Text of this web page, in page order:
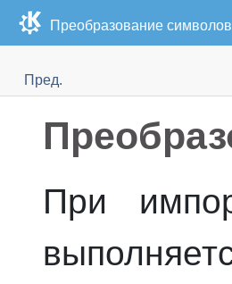
Преобразование
Пред.
При